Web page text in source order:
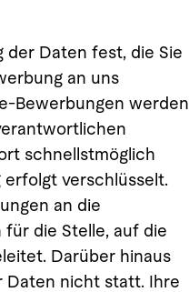
der Daten fest, die Sie
an uns
Bewerbungen werden
schnellstmöglich
erfolgt verschlüsselt.
an die
die Stelle, auf die
Darüber hinaus
Daten nicht statt. Ihre